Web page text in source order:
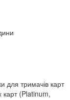
для тримачів карт
карт (Platinum,